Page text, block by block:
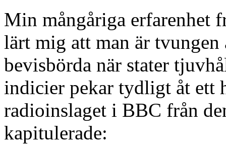
Min mångåriga erfarenhet
lärt mig att man är
bevisbörda när stater
indicier pekar tydligt åt ett
radioinslaget i BBC från
kapitulerade: